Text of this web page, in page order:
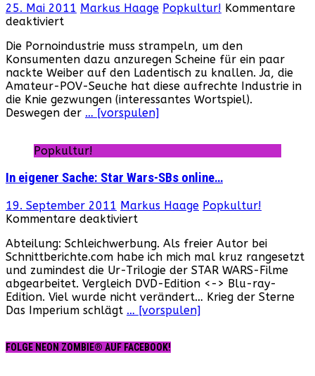
25. Mai 2011 Markus Haage Popkultur! Kommentare
deaktiviert
war
es
ja
auch
nur
eine
Zeit…
Die Pornoindustrie muss strampeln, um den
Konsumenten dazu anzuregen Scheine für ein paar
nackte Weiber auf den Ladentisch zu knallen. Ja, die
Amateur-POV-Seuche hat diese aufrechte Industrie in
die Knie gezwungen (interessantes Wortspiel).
Deswegen der … [vorspulen]
Popkultur!
In eigener Sache: Star Wars-SBs online…
19. September 2011 Markus Haage Popkultur!
Kommentare deaktiviertfür
eigener
Sache:
Star
Wars-
SBs
online…
Abteilung: Schleichwerbung. Als freier Autor bei
Schnittberichte.com habe ich mich mal kruz rangesetzt
und zumindest die Ur-Trilogie der STAR WARS-Filme
abgearbeitet. Vergleich DVD-Edition <-> Blu-ray-
Edition. Viel wurde nicht verändert… Krieg der Sterne
Das Imperium schlägt … [vorspulen]
FOLGE NEON ZOMBIE® AUF FACEBOOK!